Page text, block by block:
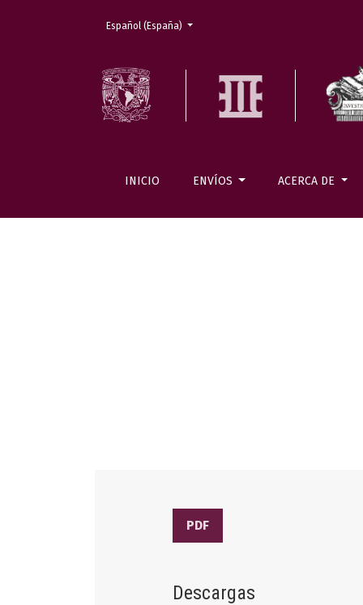
INICIO ENVÍOS ACERCA DE
Cambiar el idioma. El actual es:
Español (España)
PDF
Descargas